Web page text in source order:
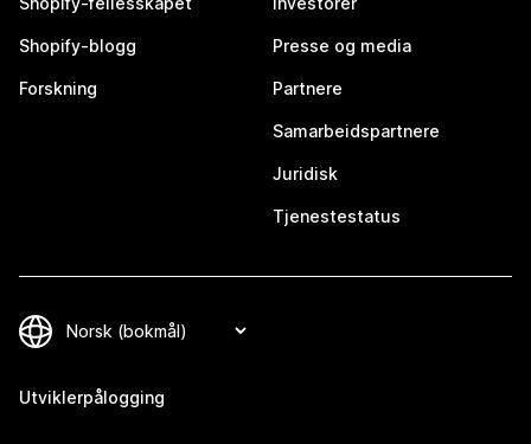
Shopify-blogg
Forskning
Presse og media
Partnere
Samarbeidspartnere
Juridisk
Tjenestestatus
Utviklerpålogging